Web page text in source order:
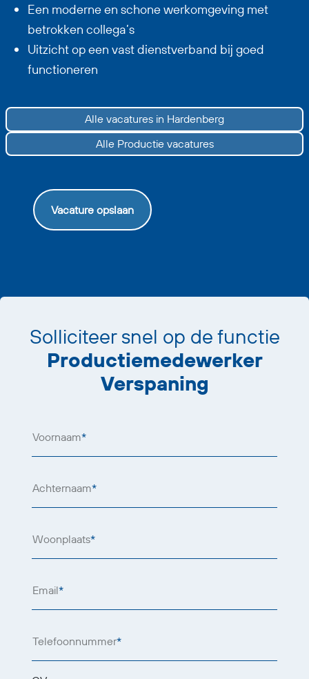
Een moderne en schone werkomgeving met
betrokken collega’s
Uitzicht op een vast dienstverband bij goed
functioneren
Alle vacatures in Hardenberg
Alle Productie vacatures
Vacature opslaan
Solliciteer snel op de functie
Productiemedewerker
Verspaning
Voornaam*
Achternaam*
Woonplaats*
Email*
Telefoonnummer*